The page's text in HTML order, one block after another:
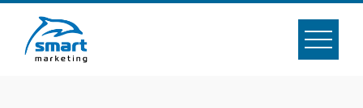
content